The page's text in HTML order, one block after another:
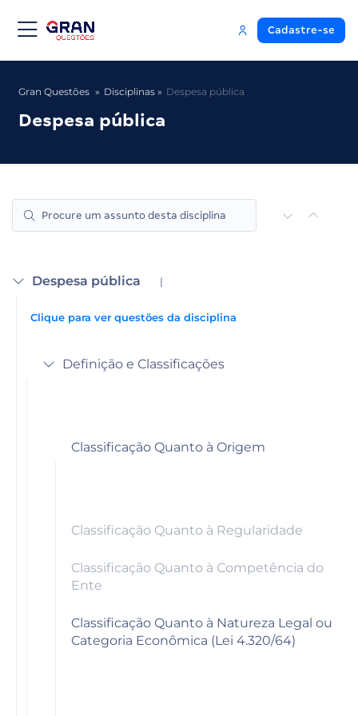
Cadastre-se
Gran Questões Disciplinas Despesa pública
Despesa pública
Despesa pública |
Clique para ver questões da disciplina
Definição e Classificações
Classificação Quanto à Origem
Classificação Quanto à Regularidade
Classificação Quanto à Competência do
Ente
Classificação Quanto à Natureza Legal ou
Categoria Econômica (Lei 4.320/64)